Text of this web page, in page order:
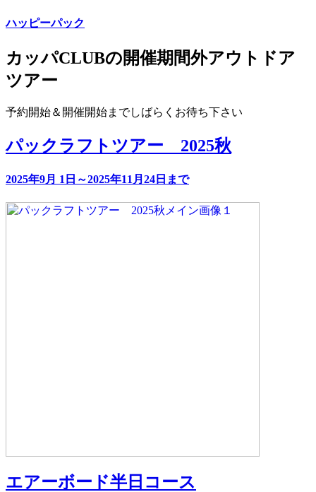
ハッピーパック
カッパCLUBの開催期間外アウトドア
ツアー
予約開始＆開催開始までしばらくお待ち下さい
パックラフトツアー 2025秋
2025年9月 1日～2025年11月24日まで
エアーボード半日コース